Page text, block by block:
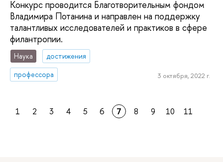
Конкурс проводится Благотворительным фондом
Владимира Потанина и направлен на поддержку
талантливых исследователей и практиков в сфере
филантропии.
Наука
достижения
профессора
3 октября, 2022 г.
1 2 3 4 5 6 7 8 9 10 11